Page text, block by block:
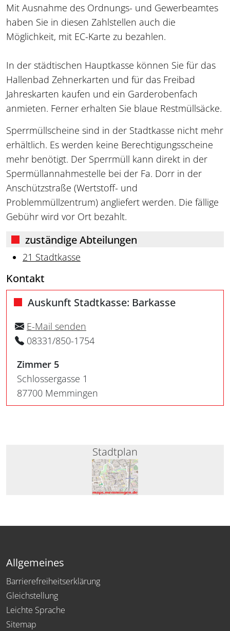
Mit Ausnahme des Ordnungs- und Gewerbeamtes
haben Sie in diesen Zahlstellen auch die
Möglichkeit, mit EC-Karte zu bezahlen.
In der städtischen Hauptkasse können Sie für das
Hallenbad Zehnerkarten und für das Freibad
Jahreskarten kaufen und ein Garderobenfach
anmieten. Ferner erhalten Sie blaue Restmüllsäcke.
Sperrmüllscheine sind in der Stadtkasse nicht mehr
erhältlich. Es werden keine Berechtigungsscheine
mehr benötigt. Der Sperrmüll kann direkt in der
Spermüllannahmestelle bei der Fa. Dorr in der
Anschützstraße (Wertstoff- und
Problemmüllzentrum) angliefert werden. Die fällige
Gebühr wird vor Ort bezahlt.
zuständige Abteilungen
21 Stadtkasse
Kontakt
Auskunft Stadtkasse: Barkasse
E-Mail senden
08331/850-1754
Zimmer 5
Schlossergasse 1
87700 Memmingen
Stadtplan
Allgemeines
Barrierefreiheitserklärung
Gleichstellung
Leichte Sprache
Sitemap